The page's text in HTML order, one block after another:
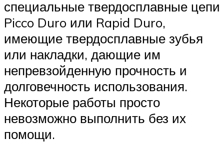
специальные твердосплавные цепи
Picco Duro или Rapid Duro,
имеющие твердосплавные зубья
или накладки, дающие им
непревзойденную прочность и
долговечность использования.
Некоторые работы просто
невозможно выполнить без их
помощи.